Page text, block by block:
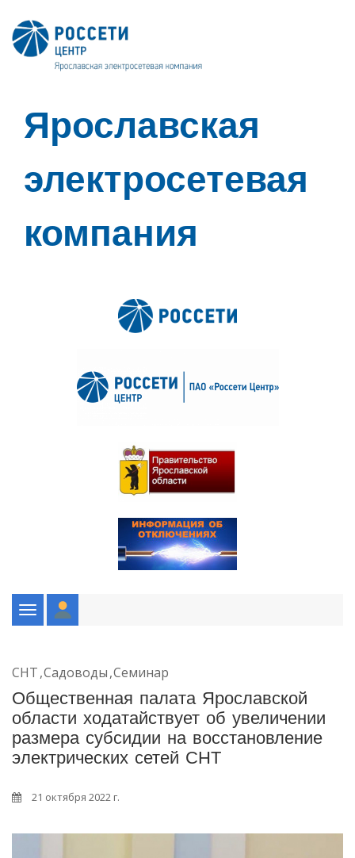
Ярославская
электросетевая
компания
Toggle
СНТ Садоводы Семинар
Общественная палата Ярославской
области ходатайствует об увеличении
размера субсидии на восстановление
электрических сетей СНТ
21 октября 2022 г.